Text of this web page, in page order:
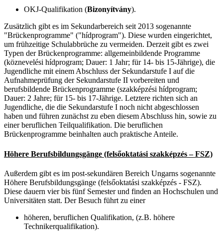
OKJ-Qualifikation (Bizonyítvány).
Zusätzlich gibt es im Sekundarbereich seit 2013 sogenannte
"Brückenprogramme" ("hídprogram"). Diese wurden eingerichtet,
um frühzeitige Schulabbrüche zu vermeiden. Derzeit gibt es zwei
Typen der Brückenprogramme: allgemeinbildende Programme
(köznevelési hídprogram; Dauer: 1 Jahr; für 14- bis 15-Jährige), die
Jugendliche mit einem Abschluss der Sekundarstufe I auf die
Aufnahmeprüfung der Sekundarstufe II vorbereiten und
berufsbildende Brückenprogramme (szakképzési hídprogram;
Dauer: 2 Jahre; für 15- bis 17-Jährige. Letztere richten sich an
Jugendliche, die die Sekundarstufe I noch nicht abgeschlossen
haben und führen zunächst zu eben diesem Abschluss hin, sowie zu
einer beruflichen Teilqualifikation. Die beruflichen
Brückenprogramme beinhalten auch praktische Anteile.
Höhere Berufsbildungsgänge (felsőoktatási szakképzés – FSZ)
Außerdem gibt es im post-sekundären Bereich Ungarns sogenannte
Höhere Berufsbildungsgänge (felsőoktatási szakképzés - FSZ).
Diese dauern vier bis fünf Semester und finden an Hochschulen und
Universitäten statt. Der Besuch führt zu einer
höheren, beruflichen Qualifikation, (z.B. höhere
Technikerqualifikation).